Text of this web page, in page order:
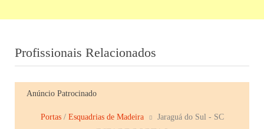
Profissionais Relacionados
Anúncio Patrocinado
Portas/ Esquadrias de Madeira Jaraguá do Sul - SC